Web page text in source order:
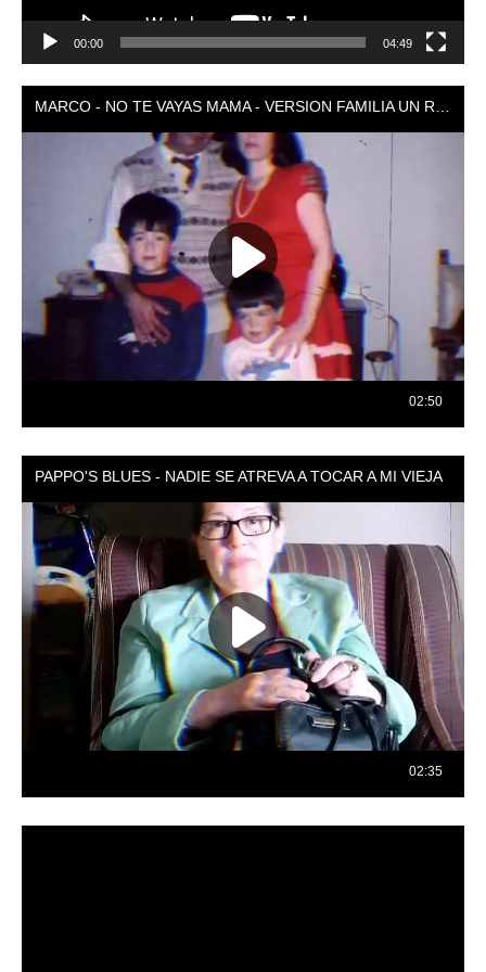
00:00 04:49